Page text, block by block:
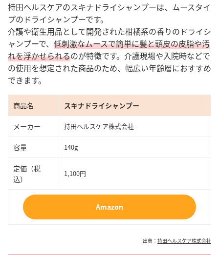
持田ヘルスケアのスキナドライシャンプーは、ムースタイ
プのドライシャンプーです。
介護や衛生用品として開発された柑橘系の香りのドライシ
ャンプーで、 低刺激なムースで簡単に髪と頭皮の皮脂や汚
れを浮かせられるのが特徴です。 介護現場や入院時などで
の使用を想定された商品のため、幅広い年齢層におすすめ
できます。
商品名 スキナドライシャンプー
メーカー 持田ヘルスケア株式会社
容量 140g
定価（税
込）
1,100円
Amazon
出典： 持田ヘルスケア株式会社